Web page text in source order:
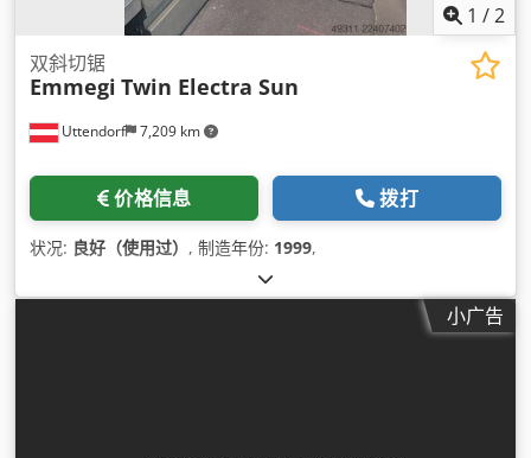
1 /2
Uttendorf 7,209 km
双斜切锯
Emmegi Twin Electra Sun
价格信息 拨打
状况: 良好（使用过） , 制造年份: 1999,
小广告